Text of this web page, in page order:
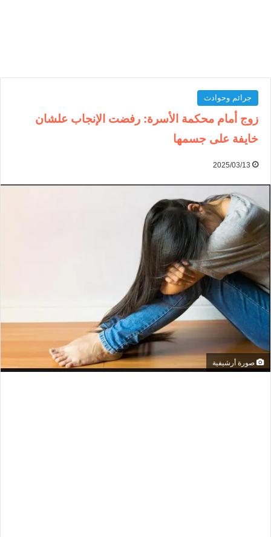
جرائم وحوادث
زوج أمام محكمة الأسرة: رفضت الإنجاب علشان
خايفة على جسمها
2025/03/13
صورة أرشيفية